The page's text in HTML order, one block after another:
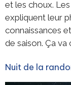
et les choux.
expliquent leur
connaissances
de saison. Ça va
Nuit de la